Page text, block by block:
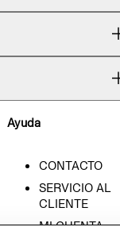
Ayuda
CONTACTO
SERVICIO AL
CLIENTE
MI CUENTA